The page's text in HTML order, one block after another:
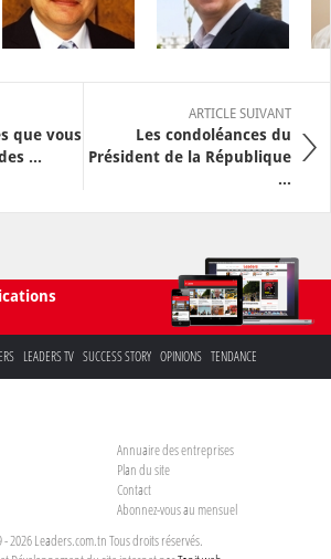
que vous
...
ARTICLE SUIVANT
Les condoléances du
Président de la République
...
LEADERS TV SUCCESS STORY OPINIONS TENDANCE
Annuaire des entreprises
Plan du site
Contact
Abonnez-vous au mensuel
2026 Leaders.com.tn Tous droits réservés.